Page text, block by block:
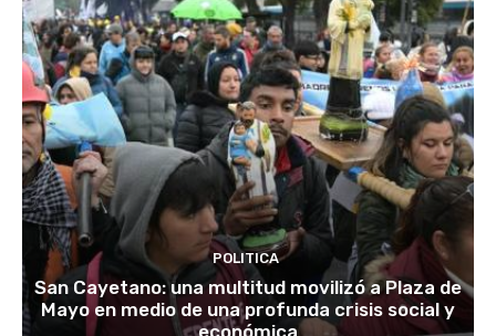
POLITICA
San Cayetano: una multitud movilizó a Plaza de
Mayo en medio de una profunda crisis social y